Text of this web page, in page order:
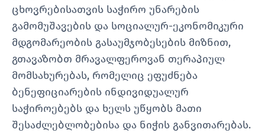
ცხოვრებისათვის საჭირო უნარების
გამომუშავების და სოციალურ-ეკონომიკური
მდგომარეობის გასაუმჯობესების მიზნით,
გთავაზობთ მრავალფეროვან თერაპიულ
მომსახურებას, რომელიც ეფუძნება
ბენეფიციარების ინდივიდუალურ
საჭიროებებს და ხელს უწყობს მათი
შესაძლებლობებისა და ნიჭის განვითარებას.